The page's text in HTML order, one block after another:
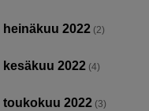
heinäkuu 2022 (2)
kesäkuu 2022 (4)
toukokuu 2022 (3)